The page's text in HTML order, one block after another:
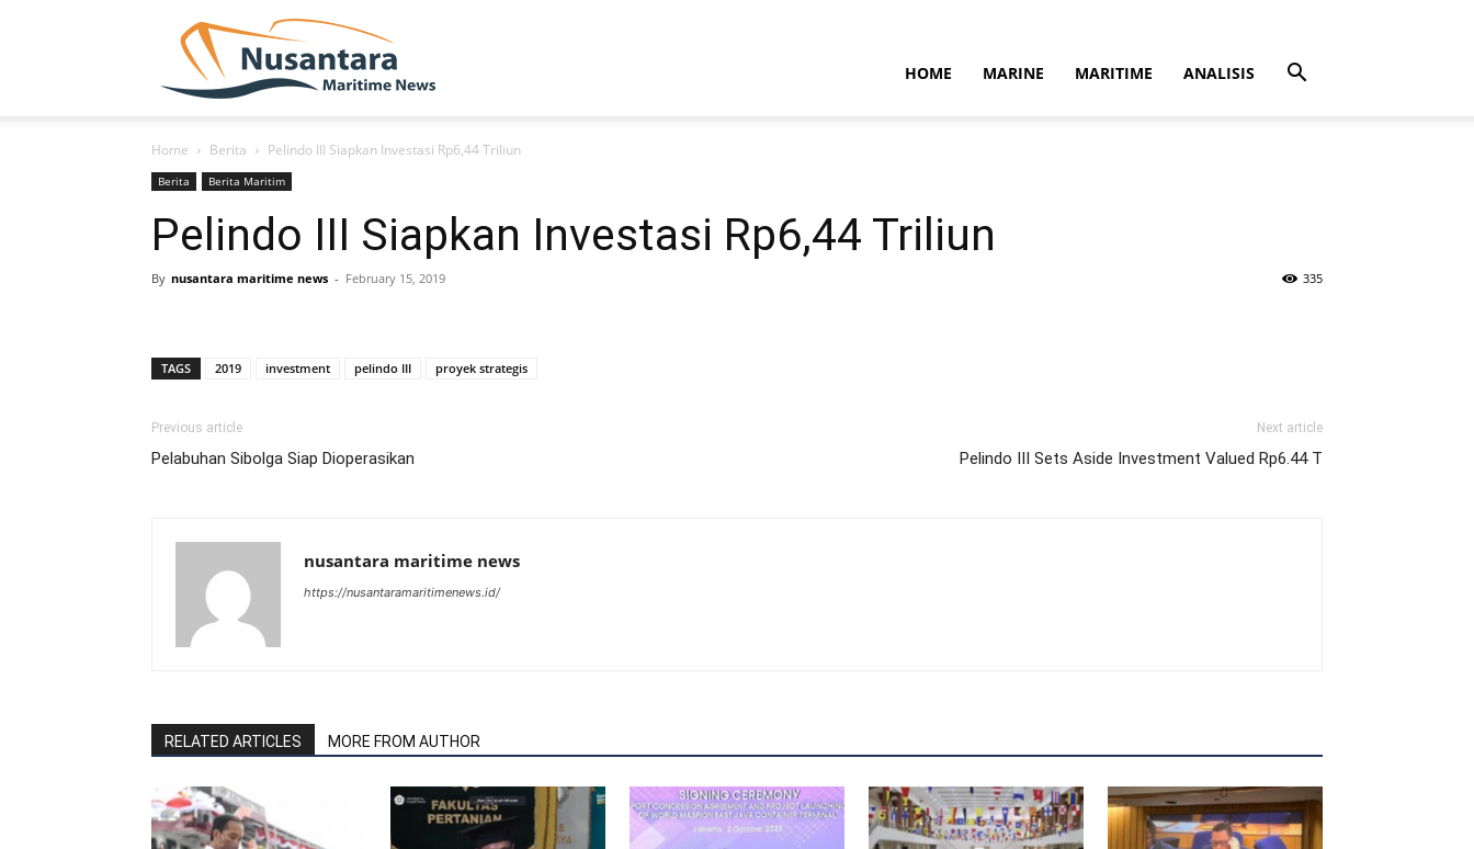
HOME MARINE MARITIME ANALISIS
Home Berita Pelindo III Siapkan Investasi Rp6,44 Triliun
Berita Berita Maritim
Pelindo III Siapkan Investasi Rp6,44 Triliun
By nusantara maritime news - February 15, 2019 335
TAGS 2019 investment pelindo III proyek strategis
Previous article
Pelabuhan Sibolga Siap Dioperasikan
Next article
Pelindo III Sets Aside Investment Valued Rp6.44 T
nusantara maritime news
https://nusantaramaritimenews.id/
RELATED ARTICLES MORE FROM AUTHOR